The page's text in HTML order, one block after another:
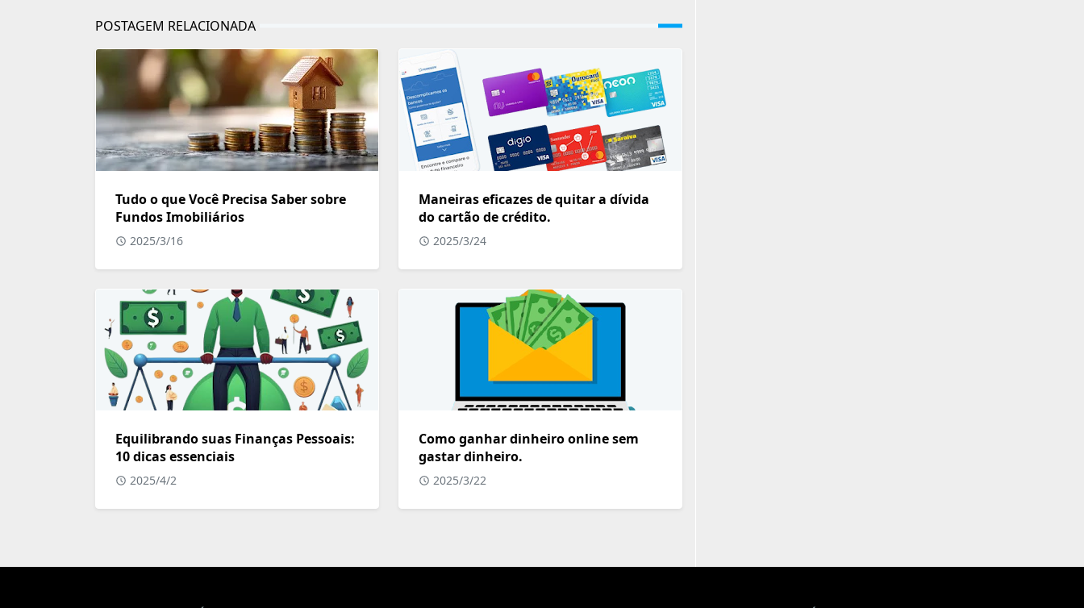
POSTAGEM RELACIONADA
Tudo o que Você Precisa Saber sobre
Fundos Imobiliários
2025/3/16
Maneiras eficazes de quitar a dívida
do cartão de crédito.
2025/3/24
Equilibrando suas Finanças Pessoais:
10 dicas essenciais
2025/4/2
Como ganhar dinheiro online sem
gastar dinheiro.
2025/3/22